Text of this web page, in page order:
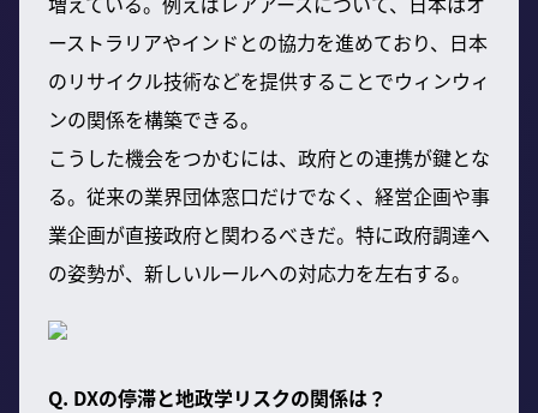
ーストラリアやインドとの協力を進めており、日本
のリサイクル技術などを提供することでウィンウィ
ンの関係を構築できる。
こうした機会をつかむには、政府との連携が鍵とな
る。従来の業界団体窓口だけでなく、経営企画や事
業企画が直接政府と関わるべきだ。特に政府調達へ
の姿勢が、新しいルールへの対応力を左右する。
Q. DXの停滞と地政学リスクの関係は？